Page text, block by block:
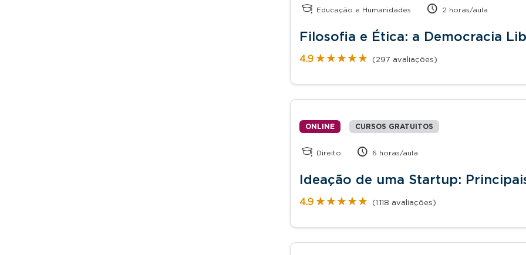
Educação e Humanidades 2 horas/aula
Filosofia e Ética: a Democracia
4.9 ★★★★★
★★★★★ (297 avaliações)
ONLINE CURSOS GRATUITOS
Direito 6 horas/aula
Ideação de uma Startup:
4.9 ★★★★★
★★★★★ (1.118 avaliações)